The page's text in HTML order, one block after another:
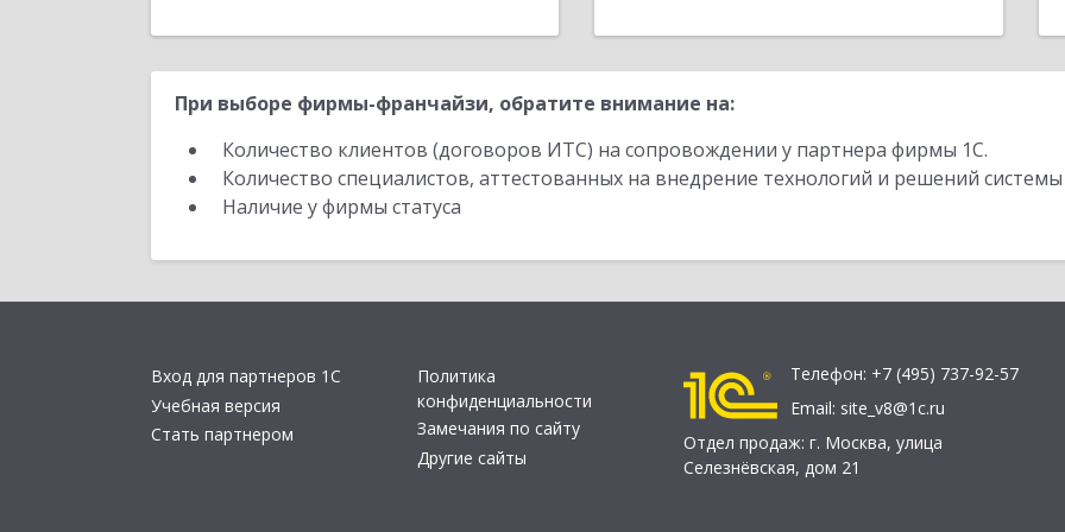
При выборе фирмы-франчайзи, обратите внимание на:
Количество клиентов (договоров ИТС) на сопровождении у партнера фирмы 1С.
Количество специалистов, аттестованных на внедрение технологий и решений
Наличие у фирмы статуса
Вход для партнеров 1С
Учебная версия
Стать партнером
Политика
конфиденциальности
Замечания по сайту
Другие сайты
Телефон: +7 (495) 737-92-57
Email: site_v8@1c.ru
Отдел продаж: г. Москва, улица
Селезнёвская, дом 21